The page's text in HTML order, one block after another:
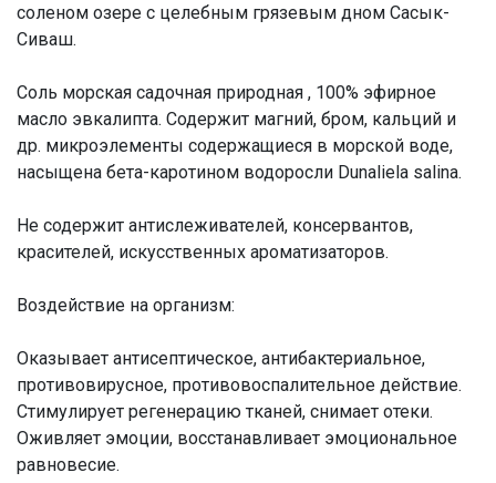
соленом озере с целебным грязевым дном Сасык-
Сиваш.
Соль морская садочная природная , 100% эфирное
масло эвкалипта. Содержит магний, бром, кальций и
др. микроэлементы содержащиеся в морской воде,
насыщена бета-каротином водоросли Dunaliela salina.
Не содержит антислеживателей, консервантов,
красителей, искусственных ароматизаторов.
Воздействие на организм:
Оказывает антисептическое, антибактериальное,
противовирусное, противовоспалительное действие.
Стимулирует регенерацию тканей, снимает отеки.
Оживляет эмоции, восстанавливает эмоциональное
равновесие.